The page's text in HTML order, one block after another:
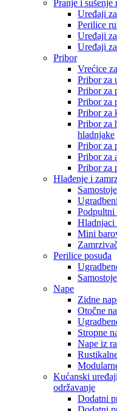
Pranje i sušenje
Uređaji
Perilice
Uređaji
Uređaji
Pribor
Vrećice
Pribor za
Pribor za
Pribor za
Pribor za
Pribor za
hladnjake
Pribor za
Pribor za
Pribor za
Hlađenje i
Podpultni
Hladnjaci
Mini
Perilice posuđa
Nape
Zidne
Otočne
Stropne
Nape iz
Kućanski
održavanje
Dodatni